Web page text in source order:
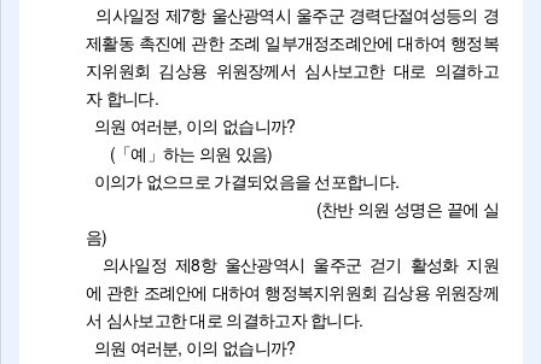
의사일정 제7항 울산광역시 울주군 경력단절여성등의 경
제활동 촉진에 관한 조례 일부개정조례안에 대하여 행정복
지위원회 김상용 위원장께서 심사보고한 대로 의결하고
자 합니다.
의원 여러분, 이의 없습니까?
(「예」하는 의원 있음)
이의가 없으므로 가결되었음을 선포합니다.
(찬반 의원 성명은 끝에 실
음)
의사일정 제8항 울산광역시 울주군 걷기 활성화 지원
에 관한 조례안에 대하여 행정복지위원회 김상용 위원장께
서 심사보고한 대로 의결하고자 합니다.
의원 여러분, 이의 없습니까?